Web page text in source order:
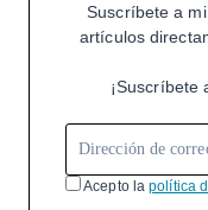
Suscríbete a
artículos
¡Suscríbete
Acepto lapolítica